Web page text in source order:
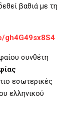
βαθιά με τη
gh4G49sx8S4
συνθέτη
εσωτερικές
ελληνικού